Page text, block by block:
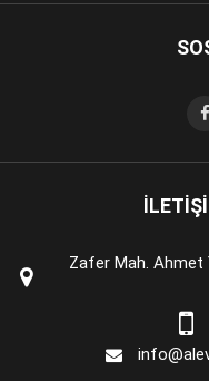
Zafer Mah. Ahmet